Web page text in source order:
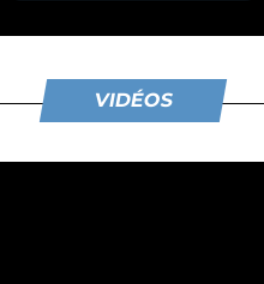
VIDÉOS